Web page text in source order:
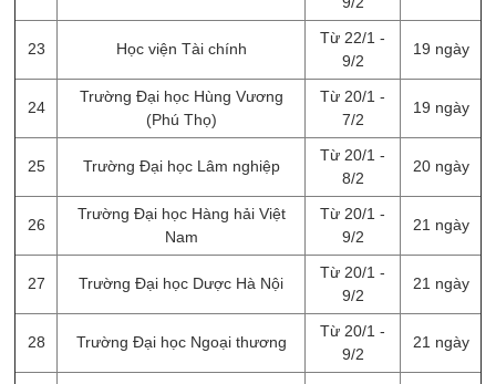
23 Học viện Tài chính
Từ 22/1 -
9/2
19 ngày
24
Trường Đại học Hùng Vương
(Phú Thọ)
Từ 20/1 -
7/2
19 ngày
25 Trường Đại học Lâm nghiệp
Từ 20/1 -
8/2
20 ngày
26
Trường Đại học Hàng hải Việt
Nam
Từ 20/1 -
9/2
21 ngày
27 Trường Đại học Dược Hà Nội
Từ 20/1 -
9/2
21 ngày
28 Trường Đại học Ngoại thương
Từ 20/1 -
9/2
21 ngày